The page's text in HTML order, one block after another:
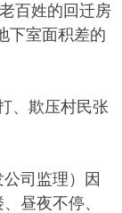
百姓的回迁房
下室面积差的
、欺压村民张
司监理）因
昼夜不停、